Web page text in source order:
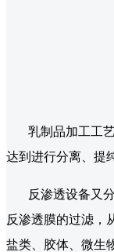
乳制品加工工艺
达到进行分离、提
反渗透设备又分
反渗透膜的过滤，
盐类、胶体、微生